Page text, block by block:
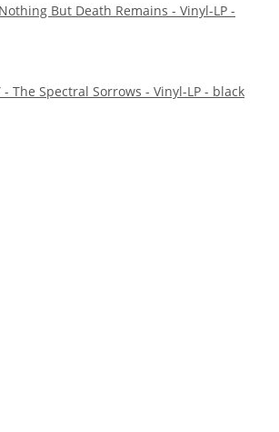
Nothing But Death Remains - Vinyl-LP -